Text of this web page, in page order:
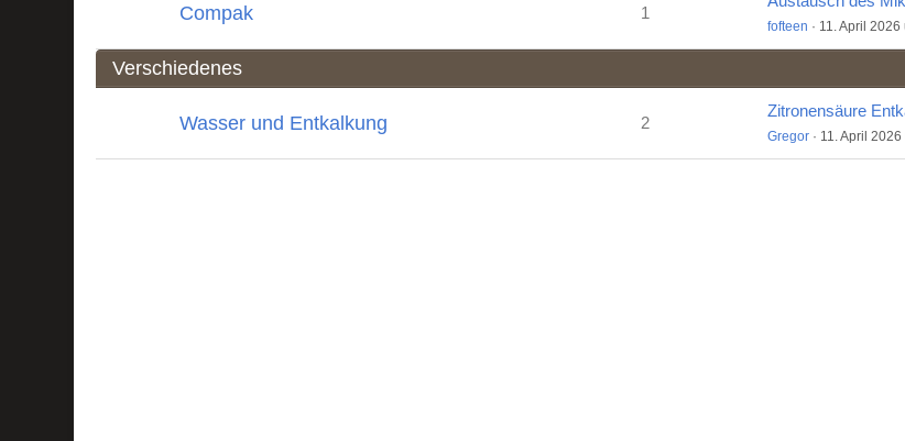
Compak 1
fofteen 11. April 2026
Verschiedenes
Wasser und Entkalkung 2
Zitronensäure
Gregor 11. April